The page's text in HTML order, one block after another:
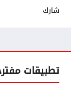
شارك
تطبيقات